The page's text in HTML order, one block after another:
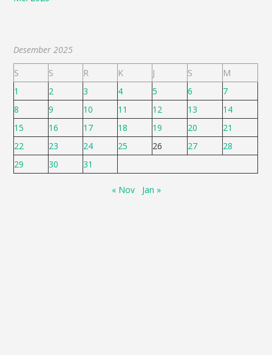
Desember 2025
S
S R K J S
M
1
2 3 4 5 6
7
8
9 10 11 12 13
14
15
16 17 18 19 20
21
22
23 24 25 26 27
28
29
30 31
« Nov Jan »